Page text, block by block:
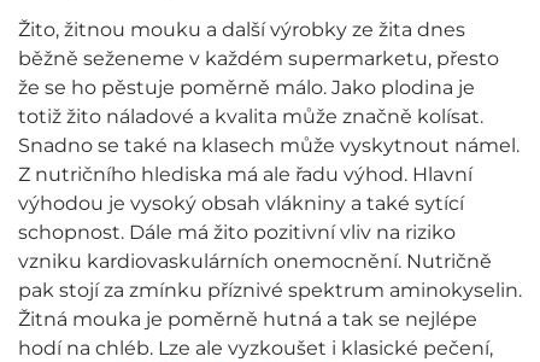
Žito, žitnou mouku a další výrobky ze žita dnes
běžně seženeme v každém supermarketu, přesto
že se ho pěstuje poměrně málo. Jako plodina je
totiž žito náladové a kvalita může značně kolísat.
Snadno se také na klasech může vyskytnout námel.
Z nutričního hlediska má ale řadu výhod. Hlavní
výhodou je vysoký obsah vlákniny a také sytící
schopnost. Dále má žito pozitivní vliv na riziko
vzniku kardiovaskulárních onemocnění. Nutričně
pak stojí za zmínku příznivé spektrum aminokyselin.
Žitná mouka je poměrně hutná a tak se nejlépe
hodí na chléb. Lze ale vyzkoušet i klasické pečení,